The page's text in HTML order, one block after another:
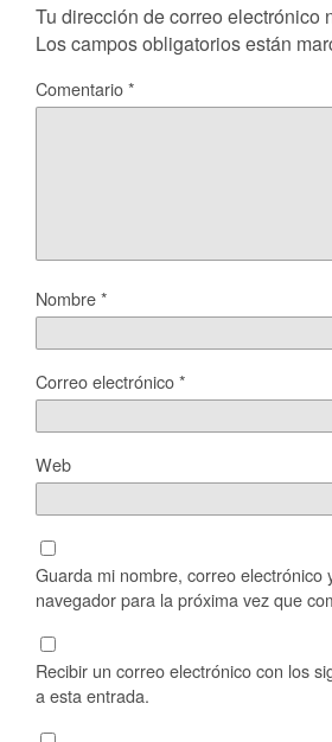
Tu dirección de correo electrónico
Los campos obligatorios están
Comentario*
Nombre*
Correo electrónico*
Web
Guarda mi nombre, correo electrónico
navegador para la próxima vez que
Recibir un correo electrónico con los
a esta entrada.